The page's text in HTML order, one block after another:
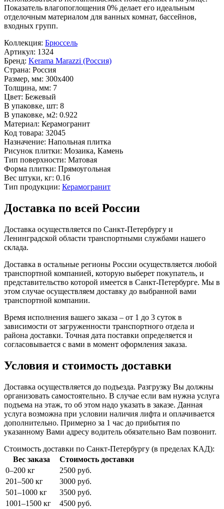
Показатель влагопоглощения 0% делает его идеальным
отделочным материалом для ванных комнат, бассейнов,
входных групп.
Коллекция: Брюссель
Артикул: 1324
Бренд: Kerama Marazzi (Россия)
Страна: Россия
Размер, мм: 300x400
Толщина, мм: 7
Цвет: Бежевый
В упаковке, шт: 8
В упаковке, м2: 0.922
Материал: Керамогранит
Код товара: 32045
Назначение: Напольная плитка
Рисунок плитки: Мозаика, Камень
Тип поверхности: Матовая
Форма плитки: Прямоугольная
Вес штуки, кг: 0.16
Тип продукции: Керамогранит
Доставка по всей России
Доставка осуществляется по Санкт-Петербургу и
Ленинградской области транспортными службами нашего
склада.
Доставка в остальные регионы России осуществляется любой
транспортной компанией, которую выберет покупатель, и
представительство которой имеется в Санкт-Петербурге. Мы в
этом случае осуществляем доставку до выбранной вами
транспортной компании.
Время исполнения вашего заказа – от 1 до 3 суток в
зависимости от загруженности транспортного отдела и
района доставки. Точная дата поставки определяется и
согласовывается с вами в момент оформления заказа.
Условия и стоимость доставки
Доставка осуществляется до подъезда. Разгрузку Вы должны
организовать самостоятельно. В случае если вам нужна услуга
подъема на этаж, то об этом надо указать в заказе. Данная
услуга возможна при условии наличия лифта и оплачивается
дополнительно. Примерно за 1 час до прибытия по
указанному Вами адресу водитель обязательно Вам позвонит.
Стоимость доставки по Санкт-Петербургу (в пределах КАД):
Вес заказа
Стоимость доставки
0–200 кг
2500 руб.
201–500 кг
3000 руб.
501–1000 кг
3500 руб.
1001–1500 кг
4500 руб.